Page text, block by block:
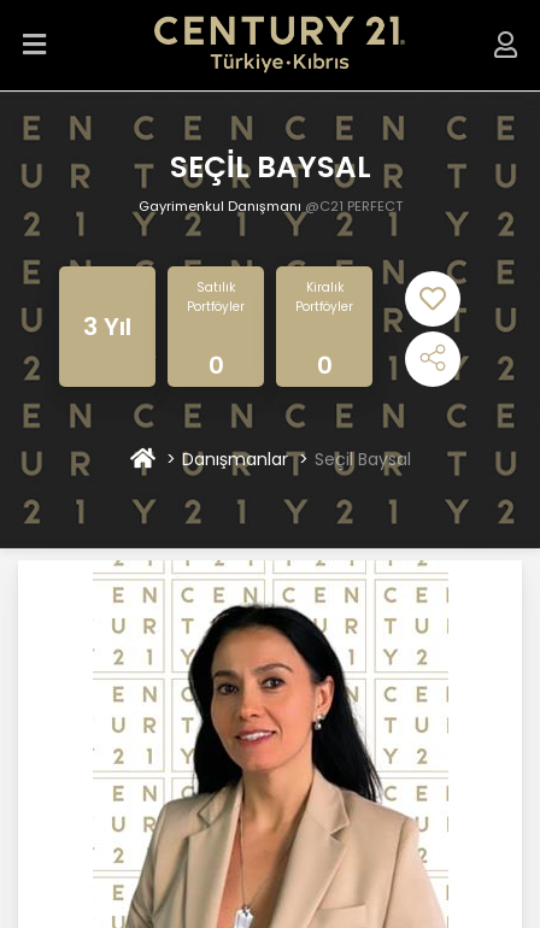
SEÇİL BAYSAL
Gayrimenkul Danışmanı @C21 PERFECT
3 Yıl
Satılık
Portföyler
0
Kiralık
Portföyler
0
Danışmanlar Seçil Baysal